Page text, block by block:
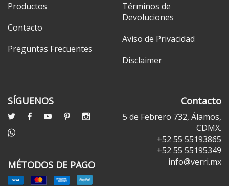
Productos
Contacto
Preguntas Frecuentes
Términos de
Devoluciones
Aviso de Privacidad
Disclaimer
SÍGUENOS
MÉTODOS DE PAGO
Contacto
5 de Febrero 732, Álamos,
CDMX.
+52 55 55193865
+52 55 55195349
info@verri.mx